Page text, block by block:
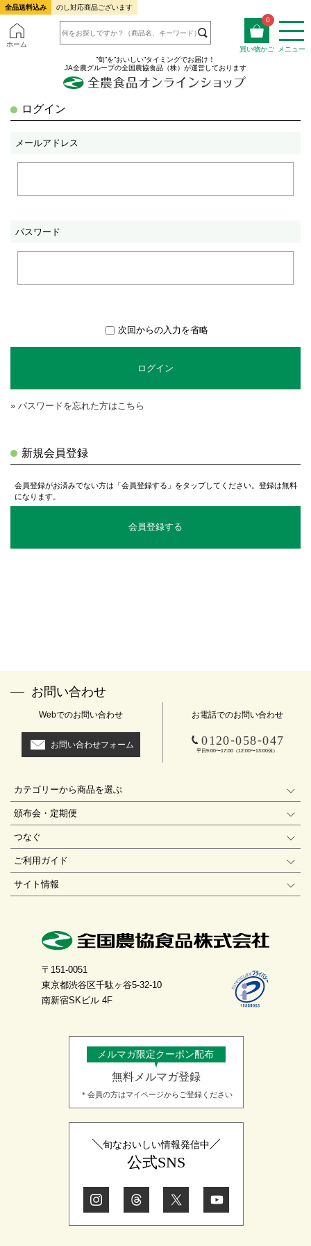
全品送料込み のし対応商品ございます
ホーム
0
買い物かご
メニュー
”旬”を”おいしい”タイミングでお届け！
JA全農グループの全国農協食品（株）が運営しております
ログイン
メールアドレス
パスワード
次回からの入力を省略
ログイン
» パスワードを忘れた方はこちら
新規会員登録
会員登録がお済みでない方は「会員登録する」をタップしてください。登録は無料
になります。
会員登録する
お問い合わせ
Webでのお問い合わせ
お問い合わせフォーム
お電話でのお問い合わせ
0120-058-047
平日9:00〜17:00（12:00〜13:00休）
カテゴリーから商品を選ぶ
頒布会・定期便
つなぐ
ご利用ガイド
サイト情報
〒151-0051
東京都渋谷区千駄ヶ谷5-32-10
南新宿SKビル 4F
メルマガ限定クーポン配布
無料メルマガ登録
＊会員の方はマイページからご登録ください
旬なおいしい情報発信中
公式SNS